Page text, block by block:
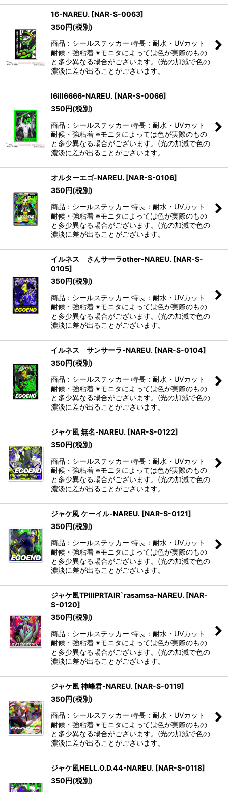
16-NAREU. [NAR-S-0063]
350円(税別)
商品：シールステッカー 特長：耐水・UVカット
耐候・強粘着 ※モニタによっては色が実際のもの
と多少異なる場合がございます。(光の加減で色の
濃淡に差が出ることがございます。
l6ill6666-NAREU. [NAR-S-0066]
350円(税別)
商品：シールステッカー 特長：耐水・UVカット
耐候・強粘着 ※モニタによっては色が実際のもの
と多少異なる場合がございます。(光の加減で色の
濃淡に差が出ることがございます。
オルターエゴ-NAREU. [NAR-S-0106]
350円(税別)
商品：シールステッカー 特長：耐水・UVカット
耐候・強粘着 ※モニタによっては色が実際のもの
と多少異なる場合がございます。(光の加減で色の
濃淡に差が出ることがございます。
イルネス さんサーラother-NAREU. [NAR-S-
0105]
350円(税別)
商品：シールステッカー 特長：耐水・UVカット
耐候・強粘着 ※モニタによっては色が実際のもの
と多少異なる場合がございます。(光の加減で色の
濃淡に差が出ることがございます。
イルネス サンサーラ-NAREU. [NAR-S-0104]
350円(税別)
商品：シールステッカー 特長：耐水・UVカット
耐候・強粘着 ※モニタによっては色が実際のもの
と多少異なる場合がございます。(光の加減で色の
濃淡に差が出ることがございます。
ジャケ風 無名-NAREU. [NAR-S-0122]
350円(税別)
商品：シールステッカー 特長：耐水・UVカット
耐候・強粘着 ※モニタによっては色が実際のもの
と多少異なる場合がございます。(光の加減で色の
濃淡に差が出ることがございます。
ジャケ風 ケーイル-NAREU. [NAR-S-0121]
350円(税別)
商品：シールステッカー 特長：耐水・UVカット
耐候・強粘着 ※モニタによっては色が実際のもの
と多少異なる場合がございます。(光の加減で色の
濃淡に差が出ることがございます。
ジャケ風TPIIIPRTAIR`rasamsa-NAREU. [NAR-
S-0120]
350円(税別)
商品：シールステッカー 特長：耐水・UVカット
耐候・強粘着 ※モニタによっては色が実際のもの
と多少異なる場合がございます。(光の加減で色の
濃淡に差が出ることがございます。
ジャケ風 神峰君-NAREU. [NAR-S-0119]
350円(税別)
商品：シールステッカー 特長：耐水・UVカット
耐候・強粘着 ※モニタによっては色が実際のもの
と多少異なる場合がございます。(光の加減で色の
濃淡に差が出ることがございます。
ジャケ風HELL.O.D.44-NAREU. [NAR-S-0118]
350円(税別)